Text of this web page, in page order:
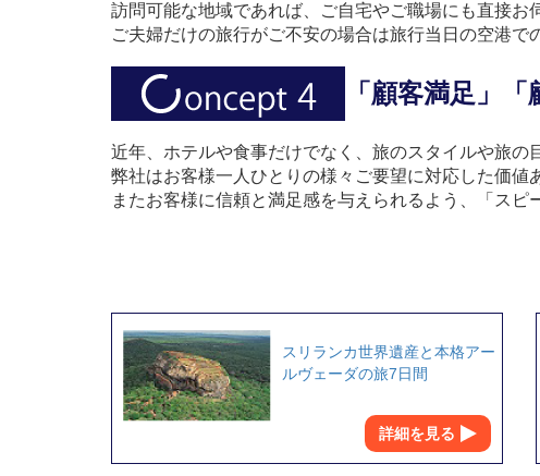
訪問可能な地域であれば、ご自宅やご職場にも直接お
ご夫婦だけの旅行がご不安の場合は旅行当日の空港で
「顧客満足」
近年、ホテルや食事だけでなく、旅のスタイルや旅の
弊社はお客様一人ひとりの様々ご要望に対応した価値
またお客様に信頼と満足感を与えられるよう、「スピ
スリランカ世界遺産と本格アー
ルヴェーダの旅7日間
詳細を見る